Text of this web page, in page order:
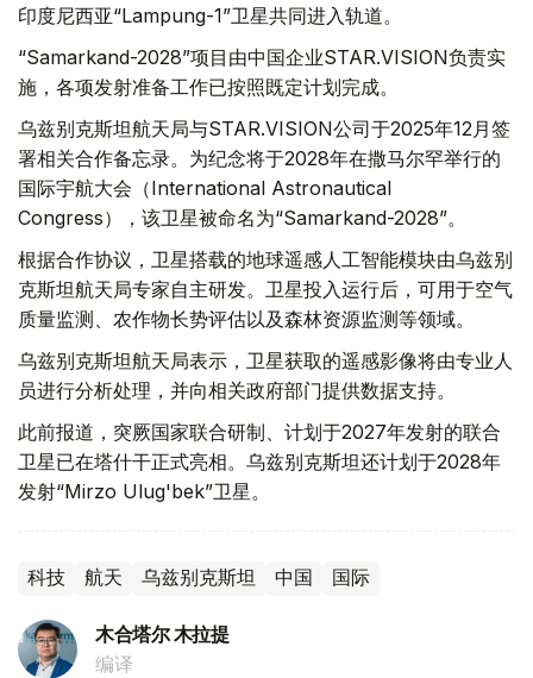
印度尼西亚“Lampung-1”卫星共同进入轨道。
“Samarkand-2028”项目由中国企业STAR.VISION负责实
施，各项发射准备工作已按照既定计划完成。
乌兹别克斯坦航天局与STAR.VISION公司于2025年12月签
署相关合作备忘录。为纪念将于2028年在撒马尔罕举行的
国际宇航大会（International Astronautical
Congress），该卫星被命名为“Samarkand-2028”。
根据合作协议，卫星搭载的地球遥感人工智能模块由乌兹别
克斯坦航天局专家自主研发。卫星投入运行后，可用于空气
质量监测、农作物长势评估以及森林资源监测等领域。
乌兹别克斯坦航天局表示，卫星获取的遥感影像将由专业人
员进行分析处理，并向相关政府部门提供数据支持。
此前报道，突厥国家联合研制、计划于2027年发射的联合
卫星已在塔什干正式亮相。乌兹别克斯坦还计划于2028年
发射“Mirzo Ulug'bek”卫星。
科技 航天 乌兹别克斯坦 中国 国际
木合塔尔 木拉提
编译